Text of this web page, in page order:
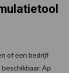
of een bedrijf
Ap